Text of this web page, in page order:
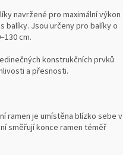
navržené pro maximální výkon
balíky. Jsou určeny pro balíky o
cm.
konstrukčních prvků
a přesnosti.
ramen je umístěna blízko sebe v
směřují konce ramen téměř